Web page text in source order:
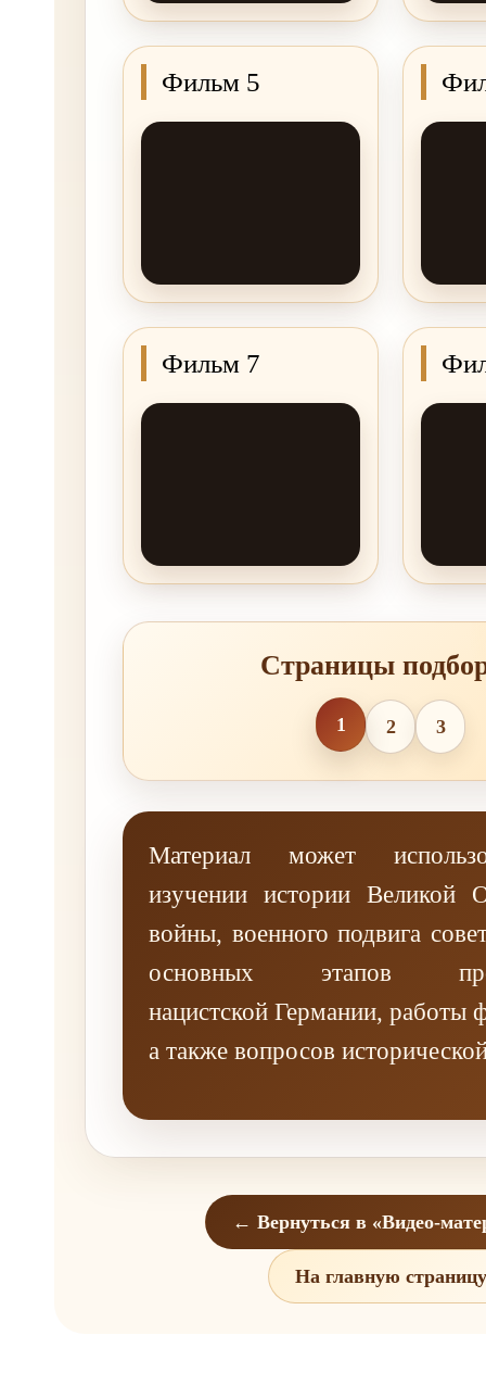
Фильм 5
Фильм 7
Страницы
1 2 3
Материал может
изучении истории Великой
войны, военного подвига
основных этапов
нацистской Германии, работы
а также вопросов
← Вернуться в «Видео-
На главную страницу